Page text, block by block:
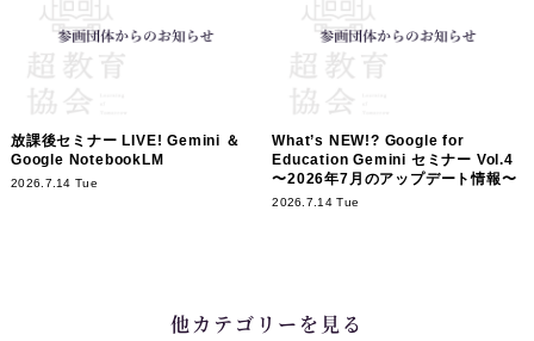
放課後セミナー LIVE! Gemini ＆
Google NotebookLM
2026.7.14 Tue
What’s NEW!? Google for
Education Gemini セミナー Vol.4
〜2026年7月のアップデート情報〜
2026.7.14 Tue
他カテゴリーを見る